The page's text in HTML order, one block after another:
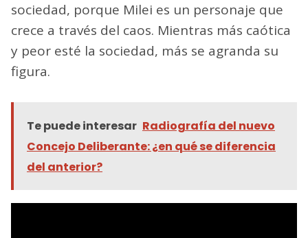
sociedad, porque Milei es un personaje que
crece a través del caos. Mientras más caótica
y peor esté la sociedad, más se agranda su
figura.
Te puede interesar Radiografía del nuevo
Concejo Deliberante: ¿en qué se diferencia
del anterior?